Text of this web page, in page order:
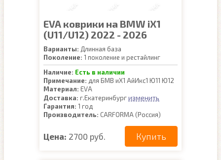
EVA коврики на BMW iX1
(U11/U12) 2022 - 2026
Варианты: Длинная база
Поколение: 1 поколение и рестайлинг
Наличие: Есть в наличии
Примечание: для БМВ иХ1 АйИкс1 Ю11 Ю12
Материал: EVA
Доставка: г.Екатеринбургизменить
Гарантия: 1 год
Производитель: CARFORMA (Россия)
Цена: 2700 руб. Купить